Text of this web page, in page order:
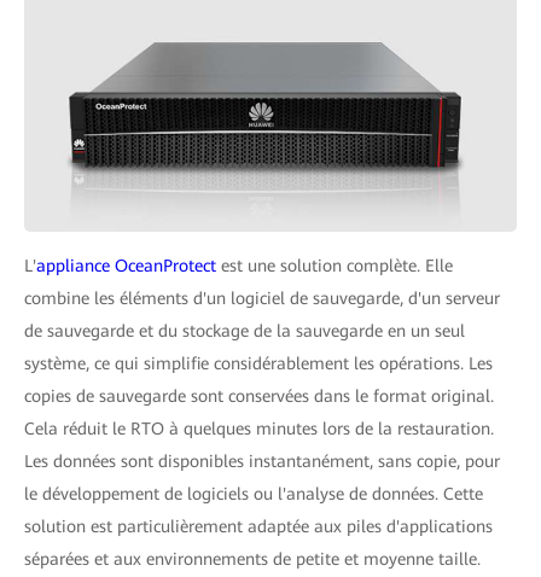
L'appliance OceanProtect est une solution complète. Elle
combine les éléments d'un logiciel de sauvegarde, d'un serveur
de sauvegarde et du stockage de la sauvegarde en un seul
système, ce qui simplifie considérablement les opérations. Les
copies de sauvegarde sont conservées dans le format original.
Cela réduit le RTO à quelques minutes lors de la restauration.
Les données sont disponibles instantanément, sans copie, pour
le développement de logiciels ou l'analyse de données. Cette
solution est particulièrement adaptée aux piles d'applications
séparées et aux environnements de petite et moyenne taille.